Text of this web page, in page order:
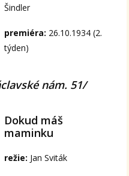
Šindler
premiéra: 26.10.1934 (2.
týden)
nám. 51/
Dokud máš
maminku
režie: Jan Sviták